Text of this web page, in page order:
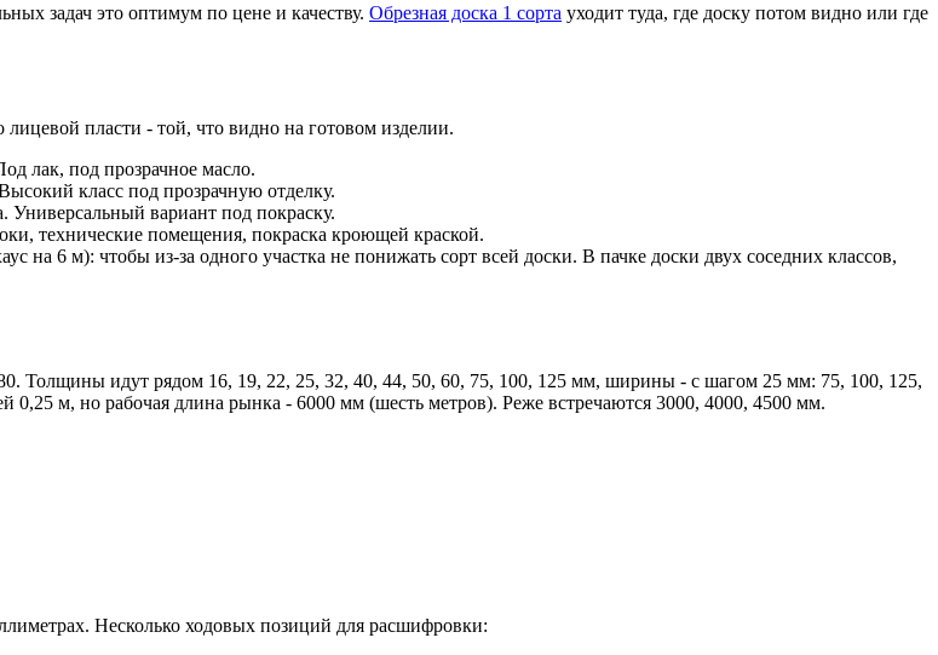
задач это оптимум по цене и качеству. Обрезная доска 1 сорта уходит туда, где доску потом видно или где
пласти - той, что видно на готовом изделии.
лак, под прозрачное масло.
класс под прозрачную отделку.
Универсальный вариант под покраску.
технические помещения, покраска кроющей краской.
на 6 м): чтобы из-за одного участка не понижать сорт всей доски. В пачке доски двух соседних классов,
идут рядом 16, 19, 22, 25, 32, 40, 44, 50, 60, 75, 100, 125 мм, ширины - с шагом 25 мм: 75, 100, 125,
0,25 м, но рабочая длина рынка - 6000 мм (шесть метров). Реже встречаются 3000, 4000, 4500 мм.
Несколько ходовых позиций для расшифровки: